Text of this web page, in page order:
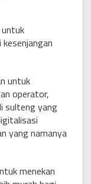
untuk
untuk
operator,
sulteng yang
yang namanya
menekan